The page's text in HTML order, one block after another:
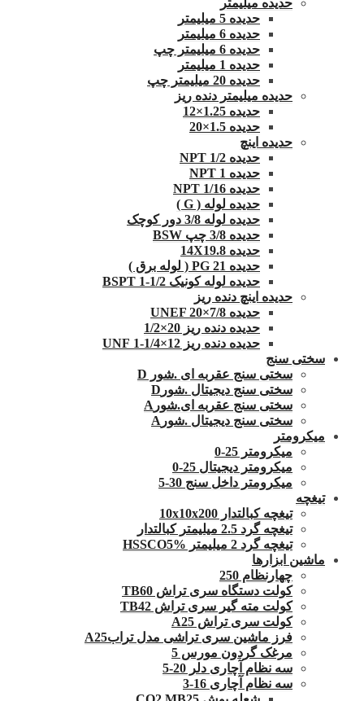
حدیده 5 میلیمتر
حدیده 6 میلیمتر
حدیده 6 میلیمتر چپ
حدیده 1 میلیمتر
حدیده 20 میلیمتر چپ
حدیده میلیمتر دنده ریز
حدیده 1.25×12
حدیده 1.5×20
حدیده اینچ
حدیده 1/2 NPT
حدیده NPT 1
حدیده 1/16 NPT
حدیده لوله ( G )
حدیده لوله 3/8 دور کوچک
حدیده 3/8 چپ BSW
حدیده 14X19.8
حدیده 21 PG ( لوله برق )
حدیده لوله کونیک 1/2-1 BSPT
حدیده اینچ دنده ریز
حدیده UNEF 20×7/8
حدیده دنده ریز 20×1/2
حدیده دنده ریز 12×1/4-1 UNF
سختی سنج
سختی سنج عقربه ای .شور D
سختی سنج دیجیتال .شورD
سختی سنج عقربه ای.شورA
سختی سنج دیجیتال .شورA
میکرومتر
میکرومتر 25-0
میکرومتر دیجیتال 25-0
میکرومتر داخل سنج 30-5
تیغچه
تیغچه کبالتدار 10x10x200
تیغچه گرد 2.5 میلیمتر کبالتدار
تیغچه گرد 2 میلیمتر HSSCO5%
ماشین ابزارها
چهارنظام 250
کولت دستگاه سری تراش TB60
کولت مته گیر سری تراش TB42
کولت سری تراش A25
فرز ماشین سری تراشی مدل ترابA25
مرغک گردون مورس 5
سه نظام آچاری دلر 20-5
سه نظام آچاری 16-3